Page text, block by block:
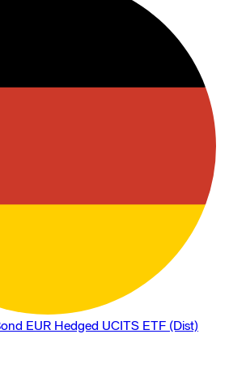
EUR Hedged UCITS ETF (Dist)